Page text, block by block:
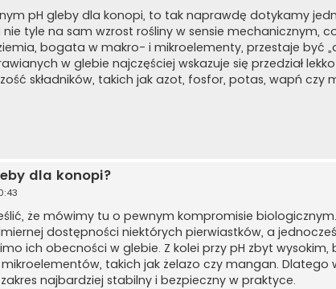
pH gleby dla konopi, to tak naprawdę dotykamy
tyle na sam wzrost rośliny w sensie mechanicznym,
bogata w makro- i mikroelementy, przestaje być
w glebie najczęściej wskazuje się przedział
składników, takich jak azot, fosfor, potas, wapń czy
dla konopi?
że mówimy tu o pewnym kompromisie
dostępności niektórych pierwiastków, a
ich obecności w glebie. Z kolei przy pH zbyt
takich jak żelazo czy mangan. Dlatego
najbardziej stabilny i bezpieczny w praktyce.